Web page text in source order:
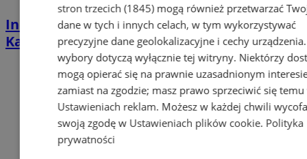
Industrialna podróż przez Chorzów i
Katowice. Nadchodzi HUTBANA 2026
stron trzecich (1845)mogą również przetwarzać
dane w tych i innych celach, w tym wykorzystywać
precyzyjne dane geolokalizacyjne i cechy
wybory dotyczą wyłącznie tej witryny. Niektórzy
mogą opierać się na prawnie uzasadnionym
zamiast na zgodzie; masz prawo sprzeciwić się temu
Ustawieniach reklam. Możesz w każdej chwili
swoją zgodę w Ustawieniach plików cookie. Polityka
prywatności